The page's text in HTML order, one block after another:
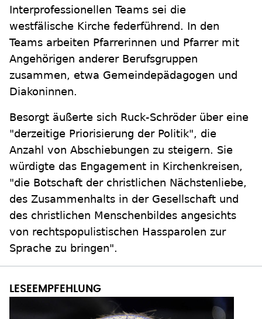
Interprofessionellen Teams sei die
westfälische Kirche federführend. In den
Teams arbeiten Pfarrerinnen und Pfarrer mit
Angehörigen anderer Berufsgruppen
zusammen, etwa Gemeindepädagogen und
Diakoninnen.
Besorgt äußerte sich Ruck-Schröder über eine
"derzeitige Priorisierung der Politik", die
Anzahl von Abschiebungen zu steigern. Sie
würdigte das Engagement in Kirchenkreisen,
"die Botschaft der christlichen Nächstenliebe,
des Zusammenhalts in der Gesellschaft und
des christlichen Menschenbildes angesichts
von rechtspopulistischen Hassparolen zur
Sprache zu bringen".